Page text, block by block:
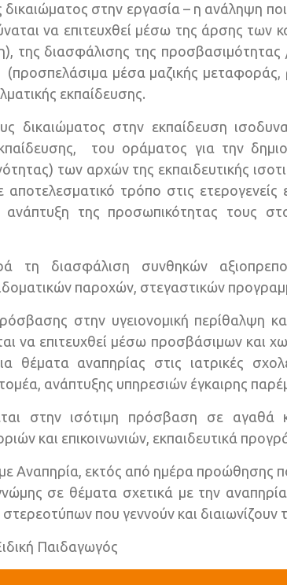
στην εργασία – η ανάληψη
να επιτευχθεί μέσω της άρσης
της διασφάλισης της
(προσπελάσιμα μέσα μαζικής
εκπαίδευσης.
δικαιώματος στην εκπαίδευση
του οράματος για την
των αρχών της εκπαιδευτικής
αποτελεσματικό τρόπο στις
της προσωπικότητας τους
τη διασφάλιση συνθηκών
παροχών, στεγαστικών
στην υγειονομική περίθαλψη
να επιτευχθεί μέσω προσβάσιμων και
θέματα αναπηρίας στις ιατρικές
ανάπτυξης υπηρεσιών έγκαιρης
στην ισότιμη πρόσβαση σε αγαθά
και επικοινωνιών, εκπαιδευτικά
Αναπηρία, εκτός από ημέρα προώθησης
σε θέματα σχετικά με την
που γεννούν και διαιωνίζουν
Παιδαγωγός